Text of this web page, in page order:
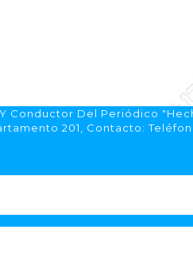
Del Periódico
201, Contacto: